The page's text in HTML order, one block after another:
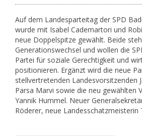
Auf dem Landesparteitag der SPD
wurde mit Isabel Cademartori und
neue Doppelspitze gewählt. Beide
Generationswechsel und wollen die
Partei für soziale Gerechtigkeit und
positionieren. Ergänzt wird die neue
stellvertretenden Landesvorsitzenden
Parsa Marvi sowie die neu gewählten
Yannik Hummel. Neuer
Röderer, neue Landesschatzmeisterin